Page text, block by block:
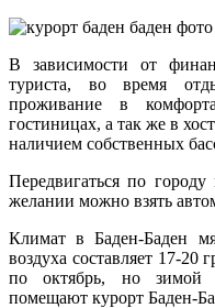
В зависимости от
туриста, во время
проживание в
гостиницах, а так же в
наличием собственных
Передвигаться по
желании можно взять
Климат в Баден-Баден
воздуха составляет 17-20
по октябрь, но зимой
помещают курорт Баден-